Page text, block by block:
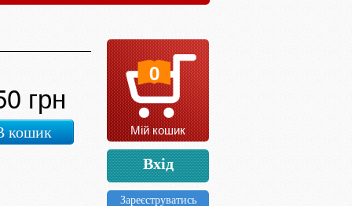
грн
кошик
0
Мій кошик
Вхід
Зареєструватись